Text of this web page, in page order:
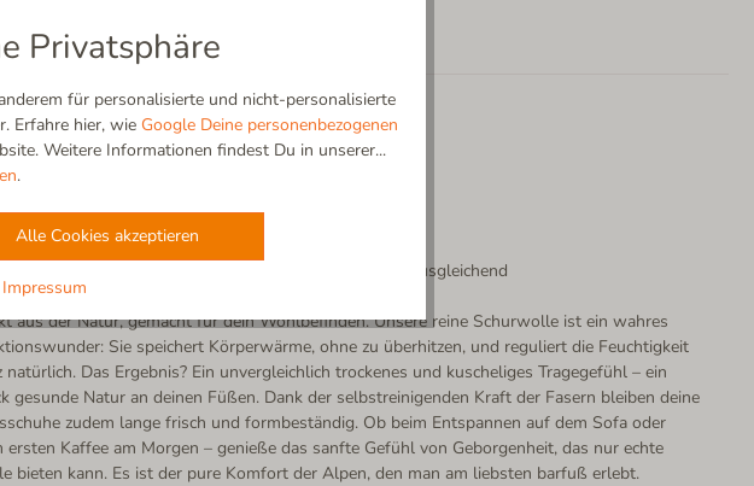
Natur | Atmungsaktiv | Selbstreinigend | Temperaturausgleichend
aus der Natur, gemacht für dein Wohlbefinden. Unsere reine Schurwolle ist ein wahres
Sie speichert Körperwärme, ohne zu überhitzen, und reguliert die Feuchtigkeit
natürlich. Das Ergebnis? Ein unvergleichlich trockenes und kuscheliges Tragegefühl – ein
gesunde Natur an deinen Füßen. Dank der selbstreinigenden Kraft der Fasern bleiben deine
zudem lange frisch und formbeständig. Ob beim Entspannen auf dem Sofa oder
ersten Kaffee am Morgen – genieße das sanfte Gefühl von Geborgenheit, das nur echte
bieten kann. Es ist der pure Komfort der Alpen, den man am liebsten barfuß erlebt.
Privatsphäre
für personalisierte und nicht-personalisierte
Erfahre hier, wie Google Deine personenbezogenen
Weitere Informationen findest Du in unserer...
.
Alle Cookies akzeptieren